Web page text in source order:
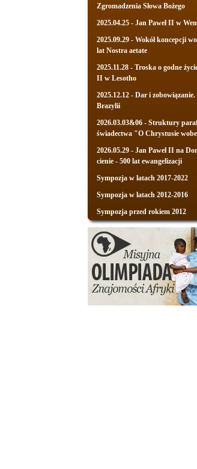
Zgromadzenia Słowa Bożego
2025.04.25 - Jan Paweł II w
2025.09.29 - Wokół koncepcji
lat Nostra aetate
2025.11.28 - Troska o godne
II w Lesotho
2025.12.12 - Dar i
Brazylii
2026.03.03&06 - Struktury
świadectwa "O Chrystusie
2026.05.29 - Jan Paweł II na
cienie - 500 lat ewangelizacji
Sympozja w latach 2017-2022
Sympozja w latach 2012-2016
Sympozja przed rokiem 2012